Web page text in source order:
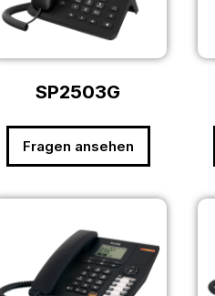
SP2503G
Fragen ansehen